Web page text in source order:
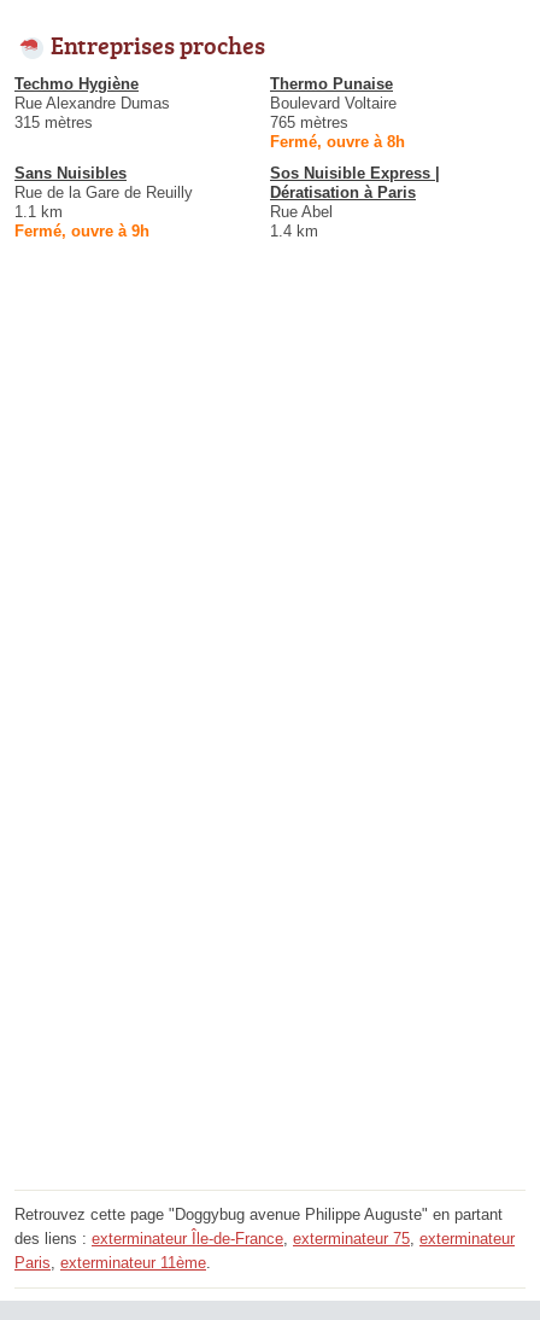
Entreprises proches
Techmo Hygiène
Rue Alexandre Dumas
315 mètres
Thermo Punaise
Boulevard Voltaire
765 mètres
Fermé, ouvre à 8h
Sans Nuisibles
Rue de la Gare de Reuilly
1.1 km
Fermé, ouvre à 9h
Sos Nuisible Express |
Dératisation à Paris
Rue Abel
1.4 km
Retrouvez cette page "Doggybug avenue Philippe Auguste" en partant
des liens : exterminateur Île-de-France, exterminateur 75, exterminateur
Paris, exterminateur 11ème.